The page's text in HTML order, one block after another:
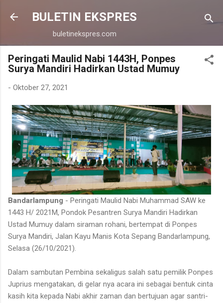
Langsung ke konten utama
BULETIN EKSPRES
buletinekspres.com
Peringati Maulid Nabi 1443H, Ponpes
Surya Mandiri Hadirkan Ustad Mumuy
- Oktober 27, 2021
Bandarlampung - Peringati Maulid Nabi Muhammad SAW ke
1443 H/ 2021M, Pondok Pesantren Surya Mandiri Hadirkan
Ustad Mumuy dalam siraman rohani, bertempat di Ponpes
Surya Mandiri, Jalan Kayu Manis Kota Sepang Bandarlampung,
Selasa (26/10/2021).
Dalam sambutan Pembina sekaligus salah satu pemilik Ponpes
Juprius mengatakan, di gelar nya acara ini sebagai bentuk cinta
kasih kita kepada Nabi akhir zaman dan bertujuan agar santri-